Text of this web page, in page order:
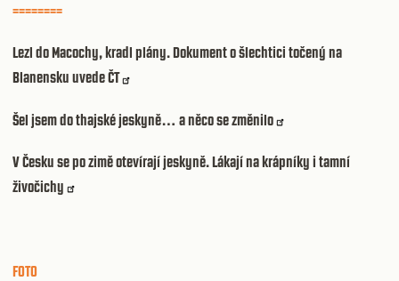
========
Lezl do Macochy, kradl plány. Dokument o šlechtici točený na
Blanensku uvede ČT
Šel jsem do thajské jeskyně… a něco se změnilo
V Česku se po zimě otevírají jeskyně. Lákají na krápníky i tamní
živočichy
FOTO